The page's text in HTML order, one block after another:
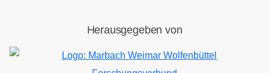
Herausgegeben von
Bild